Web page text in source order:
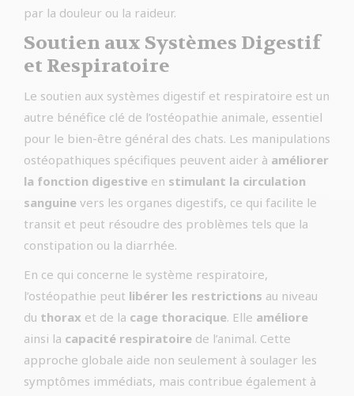
par la douleur ou la raideur.
Soutien aux Systèmes Digestif
et Respiratoire
Le soutien aux systèmes digestif et respiratoire est un
autre bénéfice clé de l’ostéopathie animale, essentiel
pour le bien-être général des chats. Les manipulations
ostéopathiques spécifiques peuvent aider à améliorer
la fonction digestive en stimulant la circulation
sanguine vers les organes digestifs, ce qui facilite le
transit et peut résoudre des problèmes tels que la
constipation ou la diarrhée.
En ce qui concerne le système respiratoire,
l’ostéopathie peut libérer les restrictions au niveau
du thorax et de la cage thoracique. Elle améliore
ainsi la capacité respiratoire de l’animal. Cette
approche globale aide non seulement à soulager les
symptômes immédiats, mais contribue également à